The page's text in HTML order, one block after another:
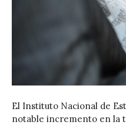
El Instituto Nacional de
notable incremento en la